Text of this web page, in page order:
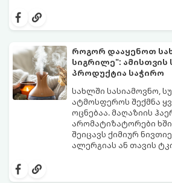
ეფექტური,
ლაქების ამოყვანასა
სიახლის დაბრუნებას.
როგორ დააყენოთ
სიგრილე": ამისთვის
პროდუქტია საჭირო
სახლში სასიამოვნო,
ატმოსფეროს შექმნა
ოცნებაა. მაღაზიის
არომატიზატორები
შეიცავს ქიმიურ
ალერგიას ან თავის
სიგრილისა“ და